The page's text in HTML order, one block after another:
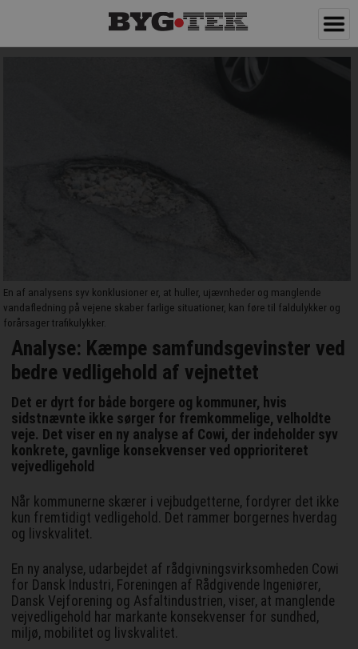
En af analysens syv konklusioner er, at huller, ujævnheder og manglende
vandafledning på vejene skaber farlige situationer, kan føre til faldulykker og
forårsager trafikulykker.
Analyse: Kæmpe samfundsgevinster ved
bedre vedligehold af vejnettet
Det er dyrt for både borgere og kommuner, hvis
sidstnævnte ikke sørger for fremkommelige, velholdte
veje. Det viser en ny analyse af Cowi, der indeholder syv
konkrete, gavnlige konsekvenser ved opprioriteret
vejvedligehold
Når kommunerne skærer i vejbudgetterne, fordyrer det ikke
kun fremtidigt vedligehold. Det rammer borgernes hverdag
og livskvalitet.
En ny analyse, udarbejdet af rådgivningsvirksomheden Cowi
for Dansk Industri, Foreningen af Rådgivende Ingeniører,
Dansk Vejforening og Asfaltindustrien, viser, at manglende
vejvedligehold har markante konsekvenser for sundhed,
miljø, mobilitet og livskvalitet.